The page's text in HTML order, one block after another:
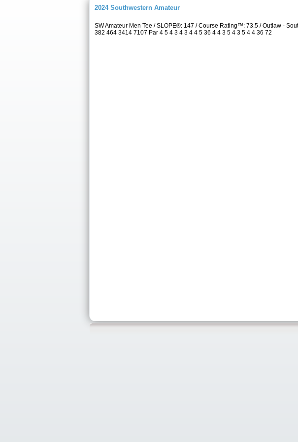
2024 Southwestern Amateur
SW Amateur Men Tee / SLOPE®: 147 / Course Rating™: 73.5 / Outlaw -
382 464 3414 7107 Par 4 5 4 3 4 3 4 4 5 36 4 4 3 5 4 3 5 4 4 36 72